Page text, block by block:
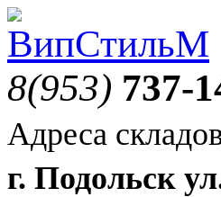
8(953) 737-
Адреса
г. Подольск